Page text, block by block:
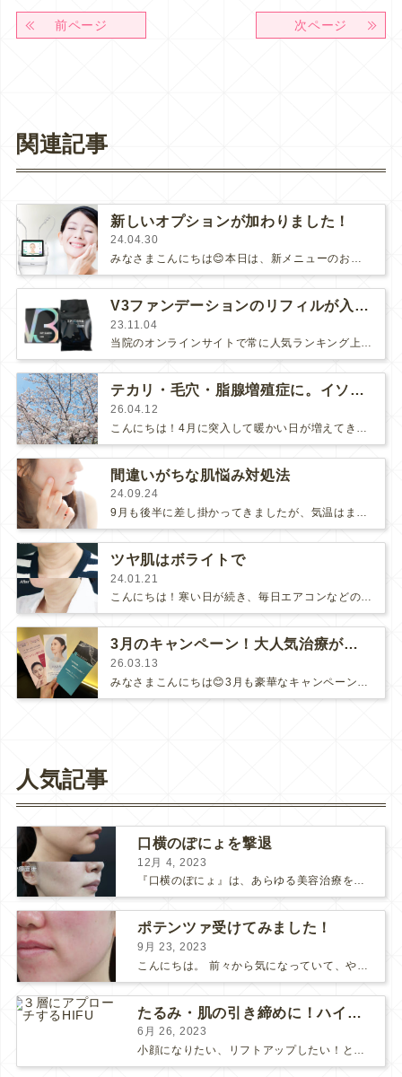
前ページ 次ページ
関連記事
新しいオプションが加わりました！
24.04.30
みなさまこんにちは😊本日は、新メニューのお知らせです♪当院で人気の美肌治療『ポテンツァ』のドラックデリバリーに、新しいオプション…
V3ファンデーションのリフィルが入荷しました！
23.11.04
当院のオンラインサイトで常に人気ランキング上位にいる『V3ファンデーション』にリフィルが入荷！以前は、"エキサイティングファンデー…
テカリ・毛穴・脂腺増殖症に。イソトレチノインは大人の味方？
26.04.12
間違いがちな肌悩み対処法
24.09.24
9月も後半に差し掛かってきましたが、気温はまだまだ夏のようですので、そろそろ秋🍂が来て欲しい！なんて思ってしまいます。季節の変わ…
ツヤ肌はボライトで
24.01.21
こんにちは！寒い日が続き、毎日エアコンなどの暖房を長時間つけてしまいますよね…しかし、暖房を使っているうちに肌が乾燥してしまうと…
3月のキャンペーン！大人気治療がお得に受けられます！
26.03.13
人気記事
口横のぽにょを撃退
12月 4, 2023
『口横のぽにょ』は、あらゆる美容治療を行ってもなかなか良くならないことで有名ですね。 糸リフトは口横にフォーカスするのは難しいですし、ショッピングスレッドを毎月受けるにはコストがかかります… ...
ポテンツァ受けてみました！
9月 23, 2023
たるみ・肌の引き締めに！ハイフとポテンツァどっちがいい？
6月 26, 2023
小顔になりたい、リフトアップしたい！という方で、 HIFUにしようか、 ポテンツァにしようか、 と迷っている方も多いようです。 HIFUもポテンツァも、たるみや肌の引き締め効果のある人気の...